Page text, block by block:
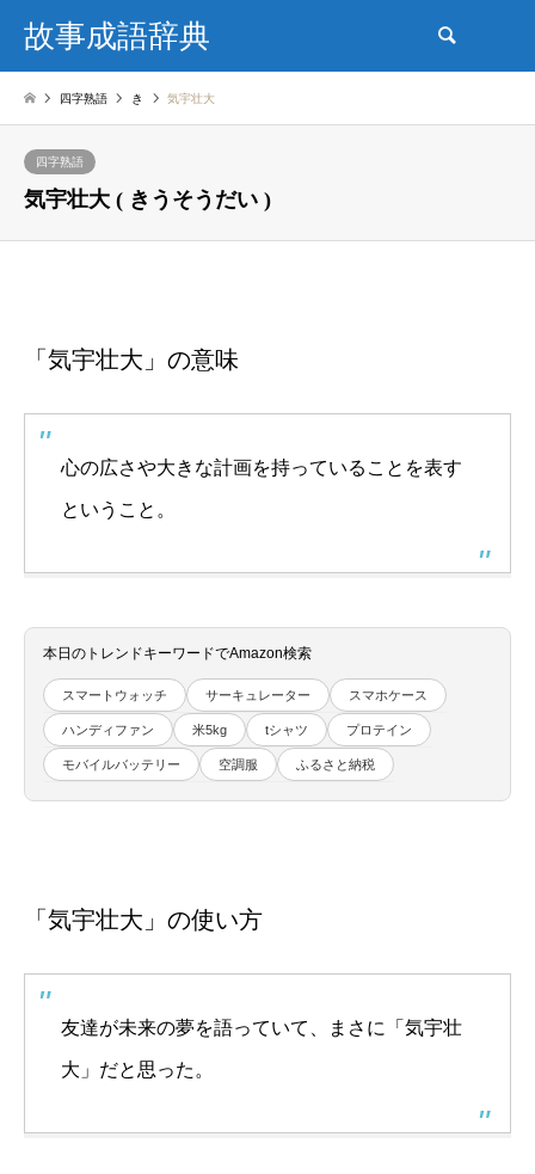
故事成語辞典
四字熟語 き 気宇壮大
四字熟語
気宇壮大 ( きうそうだい )
「気宇壮大」の意味
心の広さや大きな計画を持っていることを表す
ということ。
本日のトレンドキーワードでAmazon検索
スマートウォッチ サーキュレーター スマホケース
ハンディファン 米5kg tシャツ プロテイン
モバイルバッテリー 空調服 ふるさと納税
「気宇壮大」の使い方
友達が未来の夢を語っていて、まさに「気宇壮
大」だと思った。